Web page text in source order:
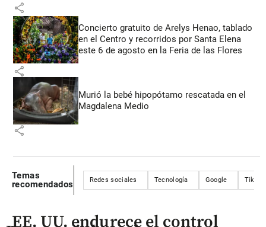
share
Concierto gratuito de Arelys Henao, tablado
en el Centro y recorridos por Santa Elena
este 6 de agosto en la Feria de las Flores
share
Murió la bebé hipopótamo rescatada en el
Magdalena Medio
share
Temas
recomendados
Redes sociales Tecnología Google TikTok
EE. UU. endurece el control